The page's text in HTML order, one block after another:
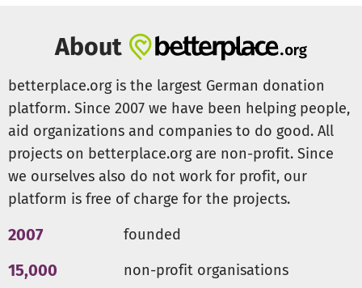
Vermittlung in Not geratener und heimatloser Tiere
Die Sensibilisierung der Gesellschaft für die
Wahrung der Ethik der Ehrfurcht vor dem Leben
Damit wir dieses Miteinander weiterleben können,
brauchen wir Unterstützung.
Eure Spenden ermöglichen:
Futter, tierärztliche Versorgung und sichere
tiergestützte Begegnungs- und Förderangebote für
Pflege, Begleitung und Rehabilitation von Tieren, die
About
betterplace.org is the largest German donation
platform. Since 2007 we have been helping people,
aid organizations and companies to do good. All
projects on betterplace.org are non-profit. Since
we ourselves also do not work for profit, our
platform is free of charge for the projects.
2007 founded
15,000 non-profit organisations